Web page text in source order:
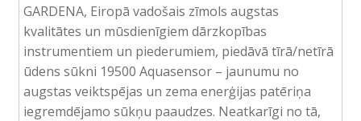
GARDENA, Eiropā vadošais zīmols augstas
kvalitātes un mūsdienīgiem dārzkopības
instrumentiem un piederumiem, piedāvā tīrā/netīrā
ūdens sūkni 19500 Aquasensor – jaunumu no
augstas veiktspējas un zema enerģijas patēriņa
iegremdējamo sūkņu paaudzes. Neatkarīgi no tā,